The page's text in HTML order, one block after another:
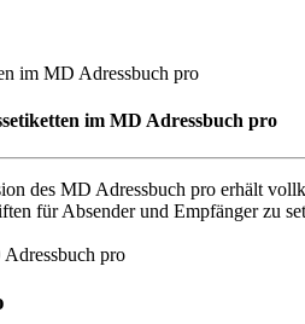
im MD Adressbuch pro
im MD Adressbuch pro
des MD Adressbuch pro erhält
für Absender und Empfänger zu